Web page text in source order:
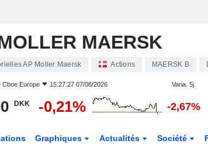
MAERSK
AP Moller Maersk Actions MAERSK B
Cboe Europe 15:27:27 07/08/2026 Varia. 5j.
DKK -0,21% -2,67%
Graphiques Actualités Société